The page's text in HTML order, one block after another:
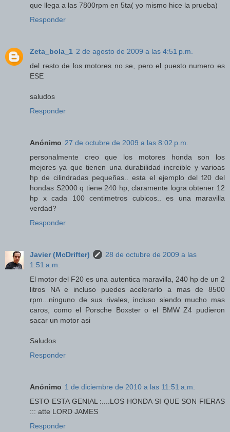
que llega a las 7800rpm en 5ta( yo mismo hice la prueba)
Responder
Zeta_bola_1 2 de agosto de 2009 a las 4:51 p.m.
del resto de los motores no se, pero el puesto numero es
ESE
saludos
Responder
Anónimo 27 de octubre de 2009 a las 8:02 p.m.
personalmente creo que los motores honda son los
mejores ya que tienen una durabilidad increible y varioas
hp de cilindradas pequeñas.. esta el ejemplo del f20 del
hondas S2000 q tiene 240 hp, claramente logra obtener 12
hp x cada 100 centimetros cubicos.. es una maravilla
verdad?
Responder
Javier (McDrifter)
28 de octubre de 2009 a las
1:51 a.m.
El motor del F20 es una autentica maravilla, 240 hp de un 2
litros NA e incluso puedes acelerarlo a mas de 8500
rpm...ninguno de sus rivales, incluso siendo mucho mas
caros, como el Porsche Boxster o el BMW Z4 pudieron
sacar un motor asi
Saludos
Responder
Anónimo 1 de diciembre de 2010 a las 11:51 a.m.
ESTO ESTA GENIAL :....LOS HONDA SI QUE SON FIERAS
::: atte LORD JAMES
Responder